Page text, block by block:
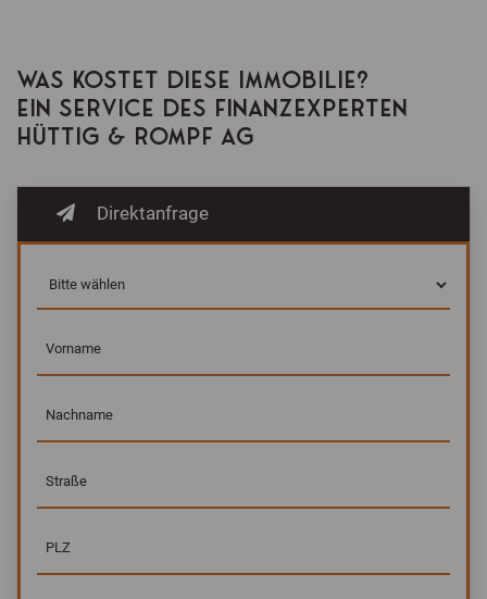
WAS KOSTET DIESE IMMOBILIE?
EIN SERVICE DES FINANZEXPERTEN
HÜTTIG & ROMPF AG
Direktanfrage
Vorname
Nachname
Straße
PLZ